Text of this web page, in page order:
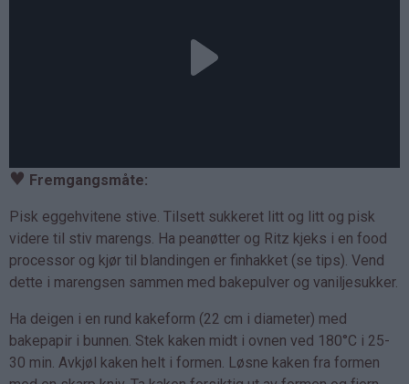
♥ Fremgangsmåte:
Pisk eggehvitene stive. Tilsett sukkeret litt og litt og pisk
videre til stiv marengs. Ha peanøtter og Ritz kjeks i en food
processor og kjør til blandingen er finhakket (se tips). Vend
dette i marengsen sammen med bakepulver og vaniljesukker.
Ha deigen i en rund kakeform (22 cm i diameter) med
bakepapir i bunnen. Stek kaken midt i ovnen ved 180°C i 25-
30 min. Avkjøl kaken helt i formen. Løsne kaken fra formen